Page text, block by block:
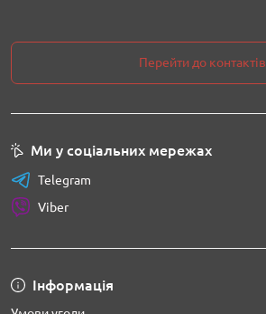
Перейти до контактів
Інформація
Ми у соціальних мережах
Telegram
Viber